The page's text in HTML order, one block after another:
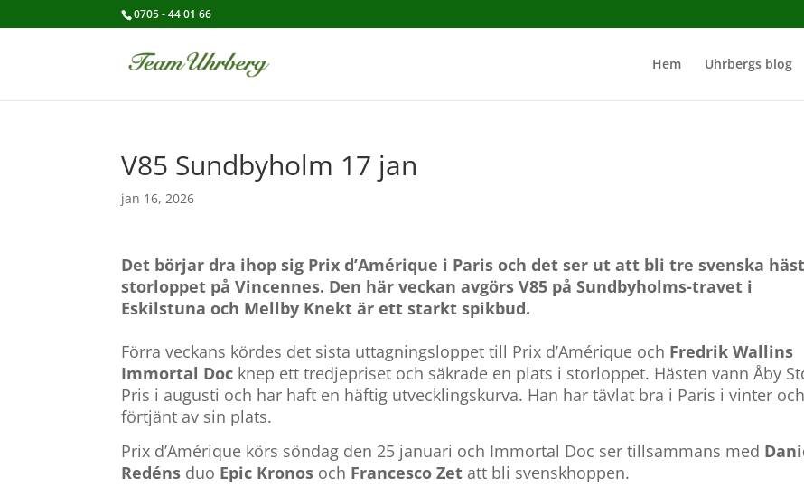
0705 - 44 01 66
Hem Uhrbergs blog
V85 Sundbyholm 17 jan
jan 16, 2026
Det börjar dra ihop sig Prix d’Amérique i Paris och det ser ut att bli tre svenska
storloppet på Vincennes. Den här veckan avgörs V85 på Sundbyholms-travet i
Eskilstuna och Mellby Knekt är ett starkt spikbud.
Förra veckans kördes det sista uttagningsloppet till Prix d’Amérique och Fredrik Wallins
Immortal Doc knep ett tredjepriset och säkrade en plats i storloppet. Hästen vann Åby
Pris i augusti och har haft en häftig utvecklingskurva. Han har tävlat bra i Paris i vinter
förtjänt av sin plats.
Prix d’Amérique körs söndag den 25 januari och Immortal Doc ser tillsammans med
Redéns duo Epic Kronos och Francesco Zet att bli svenskhoppen.